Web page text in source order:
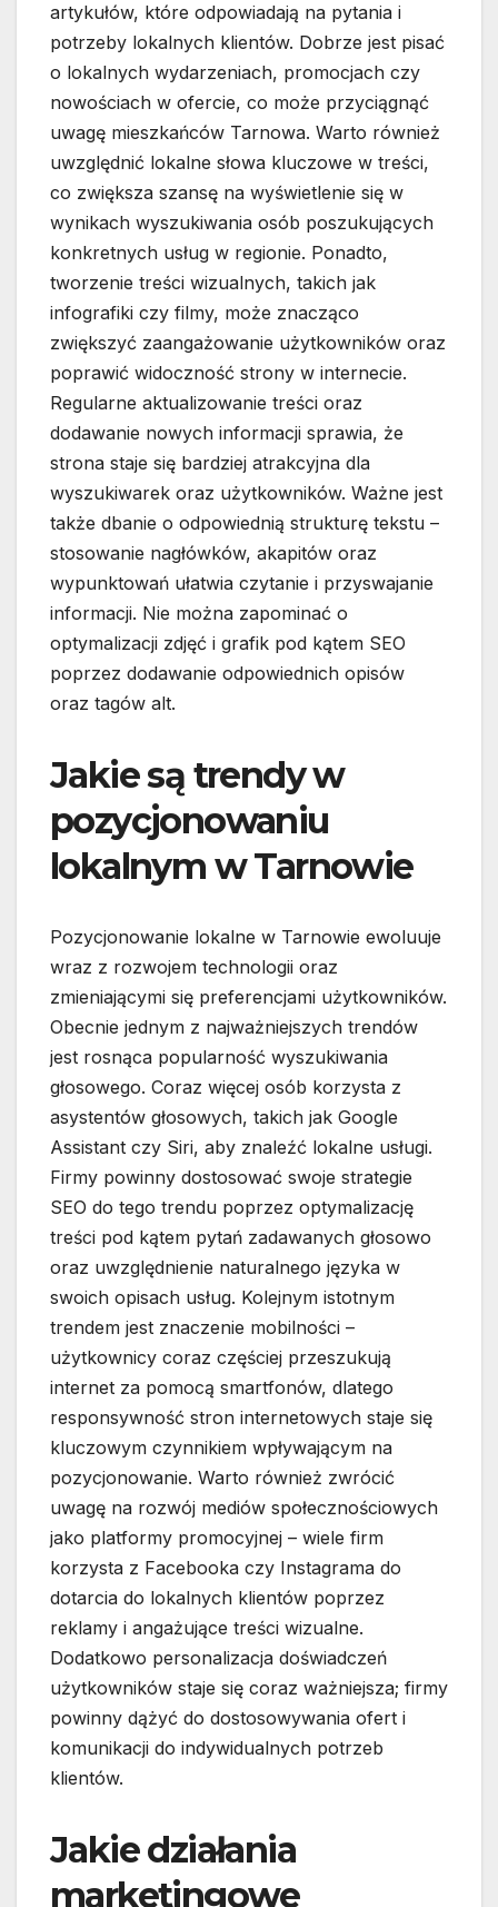
artykułów, które odpowiadają na pytania i
potrzeby lokalnych klientów. Dobrze jest pisać
o lokalnych wydarzeniach, promocjach czy
nowościach w ofercie, co może przyciągnąć
uwagę mieszkańców Tarnowa. Warto również
uwzględnić lokalne słowa kluczowe w treści,
co zwiększa szansę na wyświetlenie się w
wynikach wyszukiwania osób poszukujących
konkretnych usług w regionie. Ponadto,
tworzenie treści wizualnych, takich jak
infografiki czy filmy, może znacząco
zwiększyć zaangażowanie użytkowników oraz
poprawić widoczność strony w internecie.
Regularne aktualizowanie treści oraz
dodawanie nowych informacji sprawia, że
strona staje się bardziej atrakcyjna dla
wyszukiwarek oraz użytkowników. Ważne jest
także dbanie o odpowiednią strukturę tekstu –
stosowanie nagłówków, akapitów oraz
wypunktowań ułatwia czytanie i przyswajanie
informacji. Nie można zapominać o
optymalizacji zdjęć i grafik pod kątem SEO
poprzez dodawanie odpowiednich opisów
oraz tagów alt.
Jakie są trendy w
pozycjonowaniu
lokalnym w Tarnowie
Pozycjonowanie lokalne w Tarnowie ewoluuje
wraz z rozwojem technologii oraz
zmieniającymi się preferencjami użytkowników.
Obecnie jednym z najważniejszych trendów
jest rosnąca popularność wyszukiwania
głosowego. Coraz więcej osób korzysta z
asystentów głosowych, takich jak Google
Assistant czy Siri, aby znaleźć lokalne usługi.
Firmy powinny dostosować swoje strategie
SEO do tego trendu poprzez optymalizację
treści pod kątem pytań zadawanych głosowo
oraz uwzględnienie naturalnego języka w
swoich opisach usług. Kolejnym istotnym
trendem jest znaczenie mobilności –
użytkownicy coraz częściej przeszukują
internet za pomocą smartfonów, dlatego
responsywność stron internetowych staje się
kluczowym czynnikiem wpływającym na
pozycjonowanie. Warto również zwrócić
uwagę na rozwój mediów społecznościowych
jako platformy promocyjnej – wiele firm
korzysta z Facebooka czy Instagrama do
dotarcia do lokalnych klientów poprzez
reklamy i angażujące treści wizualne.
Dodatkowo personalizacja doświadczeń
użytkowników staje się coraz ważniejsza; firmy
powinny dążyć do dostosowywania ofert i
komunikacji do indywidualnych potrzeb
klientów.
Jakie działania
marketingowe